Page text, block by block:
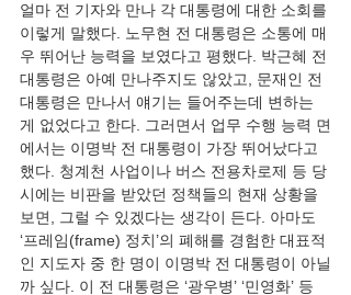
얼마 전 기자와 만나 각 대통령에 대한 소회를
이렇게 말했다. 노무현 전 대통령은 소통에 매
우 뛰어난 능력을 보였다고 평했다. 박근혜 전
대통령은 아예 만나주지도 않았고, 문재인 전
대통령은 만나서 얘기는 들어주는데 변하는
게 없었다고 한다. 그러면서 업무 수행 능력 면
에서는 이명박 전 대통령이 가장 뛰어났다고
했다. 청계천 사업이나 버스 전용차로제 등 당
시에는 비판을 받았던 정책들의 현재 상황을
보면, 그럴 수 있겠다는 생각이 든다. 아마도
‘프레임(frame) 정치’의 폐해를 경험한 대표적
인 지도자 중 한 명이 이명박 전 대통령이 아닐
까 싶다. 이 전 대통령은 ‘광우병’ ‘민영화’ 등